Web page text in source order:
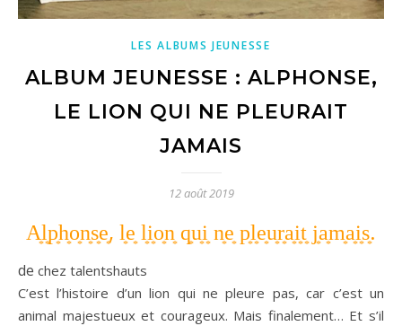
LES ALBUMS JEUNESSE
ALBUM JEUNESSE : ALPHONSE,
LE LION QUI NE PLEURAIT
JAMAIS
12 août 2019
A͙l͙p͙h͙o͙n͙s͙e͙, l͙e͙ l͙i͙o͙n͙ q͙u͙i͙ n͙e͙ p͙l͙e͙u͙r͙a͙i͙t͙ j͙a͙m͙a͙i͙s͙.
de chez talentshauts
C’est l’histoire d’un lion qui ne pleure pas, car c’est un
animal majestueux et courageux. Mais finalement… Et s’il